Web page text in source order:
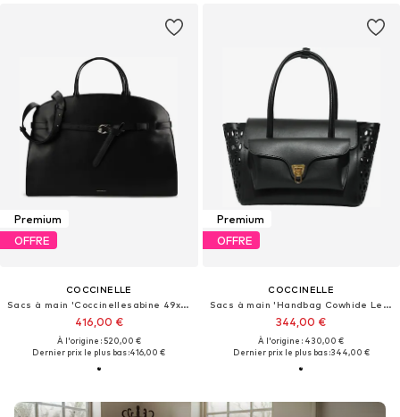
Premium
OFFRE
COCCINELLE
Sacs à main 'Coccinellesabine 49x34x16 cm'
416,00 €
À l'origine : 520,00 €
Dernier prix le plus bas :416,00 €
Premium
OFFRE
COCCINELLE
Sacs à main 'Handbag Cowhide Leather'
344,00 €
À l'origine : 430,00 €
Dernier prix le plus bas :344,00 €